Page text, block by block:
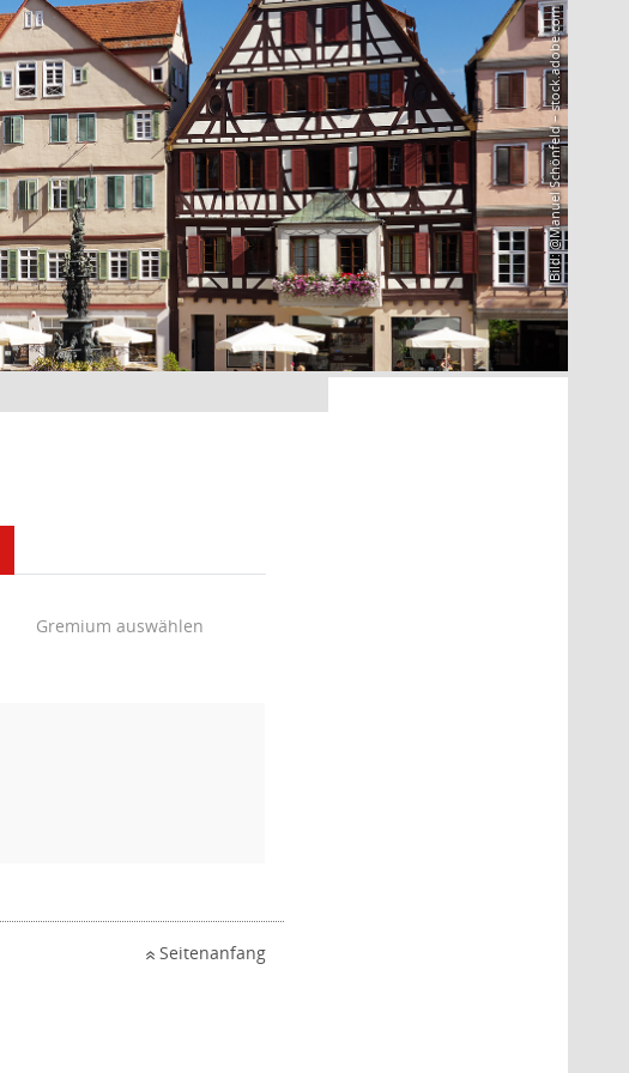
Bild: @Manuel Schönfeld – stock.adobe.com
Gremium auswählen
Seitenanfang